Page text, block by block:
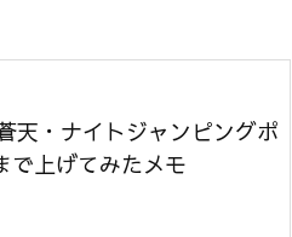
天・ナイトジャンピングポ
で上げてみたメモ